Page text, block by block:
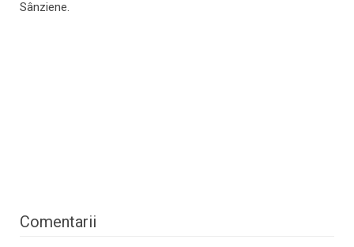
Sânziene.
Comentarii